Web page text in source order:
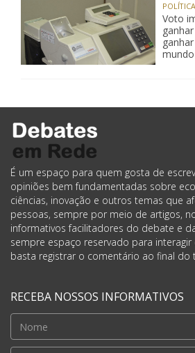
Voto
É um espaço para quem gosta de
opiniões bem fundamentadas sobre
ciências, inovação e outros temas que
pessoas, sempre por meio de artigos,
informativos facilitadores do debate e
sempre espaço reservado para
basta registrar o comentário ao final do
RECEBA NOSSOS INFORMATIVOS